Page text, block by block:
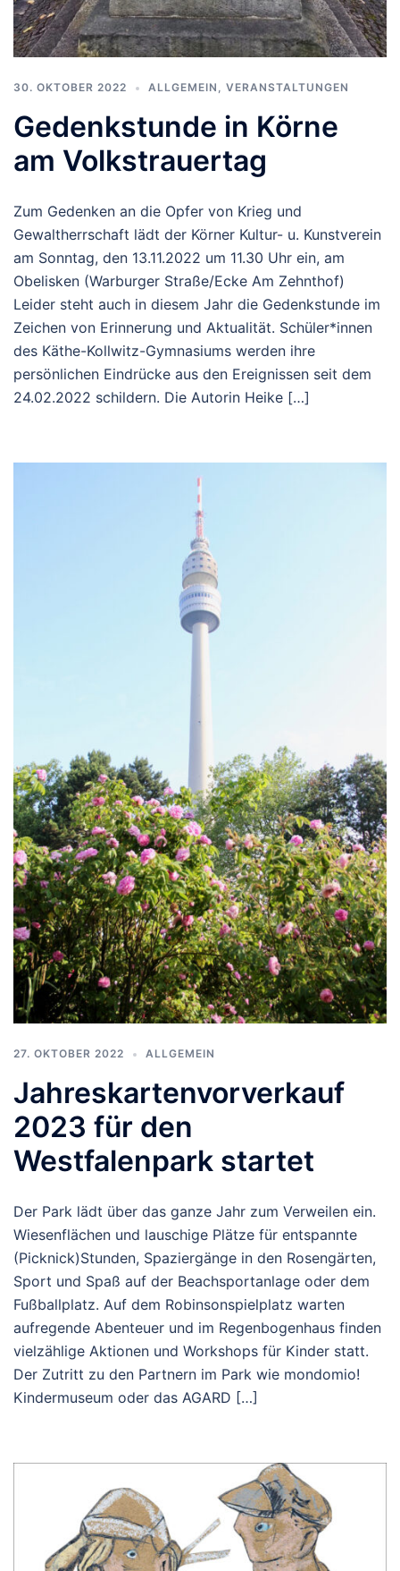
30. OKTOBER 2022 ALLGEMEIN , VERANSTALTUNGEN
Gedenkstunde in Körne
am Volkstrauertag
Zum Gedenken an die Opfer von Krieg und
Gewaltherrschaft lädt der Körner Kultur- u. Kunstverein
am Sonntag, den 13.11.2022 um 11.30 Uhr ein, am
Obelisken (Warburger Straße/Ecke Am Zehnthof)
Leider steht auch in diesem Jahr die Gedenkstunde im
Zeichen von Erinnerung und Aktualität. Schüler*innen
des Käthe-Kollwitz-Gymnasiums werden ihre
persönlichen Eindrücke aus den Ereignissen seit dem
24.02.2022 schildern. Die Autorin Heike […]
27. OKTOBER 2022 ALLGEMEIN
Jahreskartenvorverkauf
2023 für den
Westfalenpark startet
Der Park lädt über das ganze Jahr zum Verweilen ein.
Wiesenflächen und lauschige Plätze für entspannte
(Picknick)Stunden, Spaziergänge in den Rosengärten,
Sport und Spaß auf der Beachsportanlage oder dem
Fußballplatz. Auf dem Robinsonspielplatz warten
aufregende Abenteuer und im Regenbogenhaus finden
vielzählige Aktionen und Workshops für Kinder statt.
Der Zutritt zu den Partnern im Park wie mondomio!
Kindermuseum oder das AGARD […]